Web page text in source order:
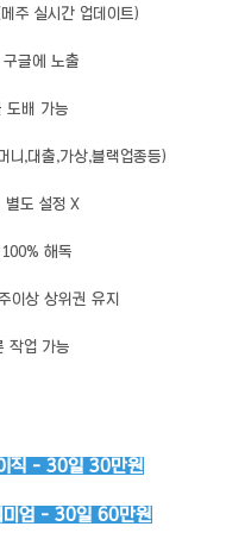
주 실시간 업데이트)
구글에 노출
도배 가능
니,대출,가상,블랙업종등)
별도 설정 X
해독
이상 상위권 유지
작업 가능
직 - 30일 30만원
미엄 - 30일 60만원